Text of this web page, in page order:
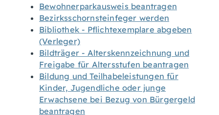
Bewohnerparkausweis beantragen
Bezirksschornsteinfeger werden
Bibliothek - Pflichtexemplare abgeben
(Verleger)
Bildträger - Alterskennzeichnung und
Freigabe für Altersstufen beantragen
Bildung und Teilhabeleistungen für
Kinder, Jugendliche oder junge
Erwachsene bei Bezug von Bürgergeld
beantragen